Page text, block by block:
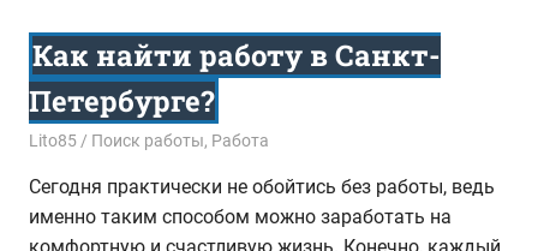
Как найти работу в Санкт-
Петербурге?
10.08.2017
Lito85 Поиск работы, Работа
Сегодня практически не обойтись без работы, ведь
именно таким способом можно заработать на